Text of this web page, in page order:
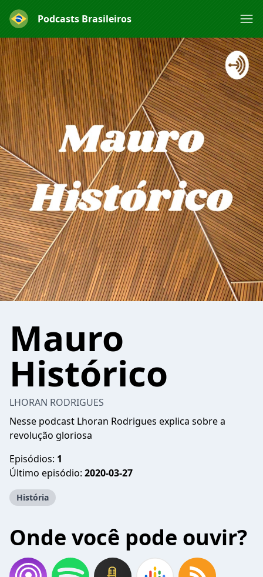
Podcasts Brasileiros
Mauro
Histórico
LHORAN RODRIGUES
Nesse podcast Lhoran Rodrigues explica sobre a
revolução gloriosa
Episódios: 1
Último episódio: 2020-03-27
História
Onde você pode ouvir?